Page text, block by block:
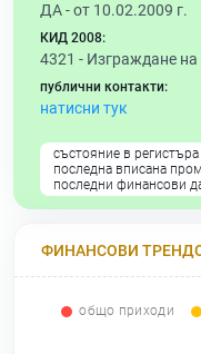
ДА - от 10.02.2009 г.
КИД 2008:
4321 - Изграждане на
публични контакти:
натисни тук
състояние в
последна вписана
последни финансови
ФИНАНСОВИ
общо приходи